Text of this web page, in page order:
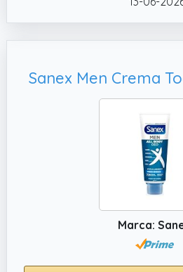
poliquísticos.
Marca: